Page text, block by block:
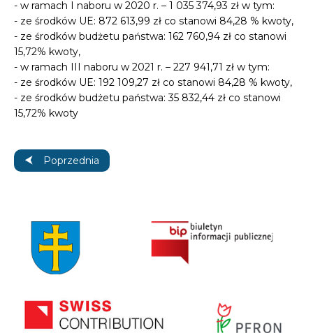
- w ramach I naboru w 2020 r. – 1 035 374,93 zł w tym:
- ze środków UE: 872 613,99 zł co stanowi 84,28 % kwoty,
- ze środków budżetu państwa: 162 760,94 zł co stanowi
15,72% kwoty,
- w ramach III naboru w 2021 r. – 227 941,71 zł w tym:
- ze środków UE: 192 109,27 zł co stanowi 84,28 % kwoty,
- ze środków budżetu państwa: 35 832,44 zł co stanowi
15,72% kwoty
Poprzednia strona: Grant nr COVID-19.13.40 w ramach
Poprzednia